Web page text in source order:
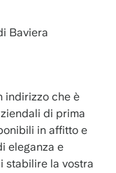
Baviera
indirizzo che è
di prima
in affitto e
eleganza e
stabilire la vostra